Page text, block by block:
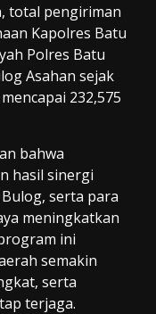
total pengiriman
Kapolres Batu
Polres Batu
Asahan sejak
232,575
bahwa
hasil sinergi
serta para
meningkatkan
ini
semakin
serta
terjaga.